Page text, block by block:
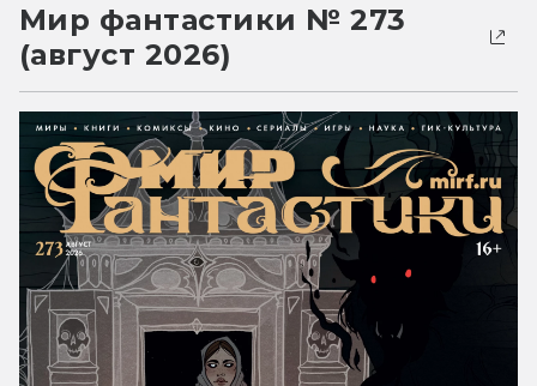
Мир фантастики № 273
(август 2026)